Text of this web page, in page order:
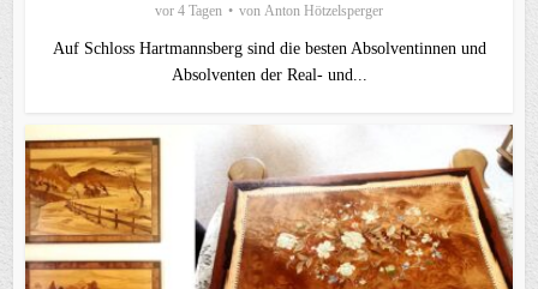
vor 4 Tagen von Anton Hötzelsperger
Auf Schloss Hartmannsberg sind die besten Absolventinnen und
Absolventen der Real- und...